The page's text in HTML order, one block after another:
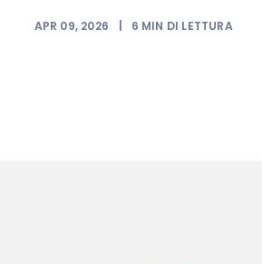
APR 09, 2026 6 MIN DI LETTURA